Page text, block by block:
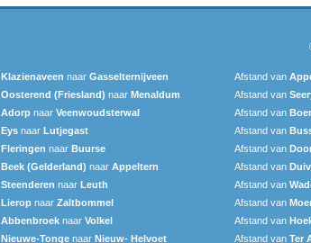
Klazienaveen naar Gasselternijveen Afstand van
Oosterend (Friesland) naar Menaldum Afstand van
Adorp naar Veenwoudsterwal Afstand van
Eys naar Lutjegast Afstand van
Fleringen naar Buurse Afstand van
Beek (Gelderland) naar Appeltern Afstand van
Steenderen naar Leuth Afstand van
Lierop naar Zaltbommel Afstand van
Abbenbroek naar Volkel Afstand van
Nieuwe-Tonge naar Nieuw- Helvoet Afstand van Ter